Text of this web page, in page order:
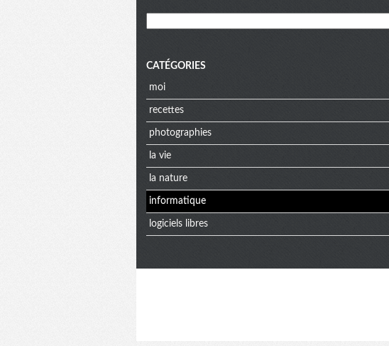
CATÉGORIES
moi
recettes
photographies
la vie
la nature
informatique
logiciels libres
Menu